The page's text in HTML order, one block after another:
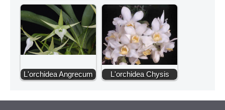
L'orchidea Angrecum L'orchidea Chysis